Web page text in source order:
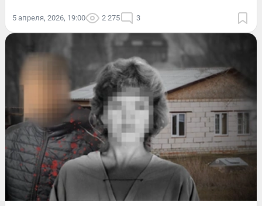
5 апреля, 2026, 19:00 2 275 3